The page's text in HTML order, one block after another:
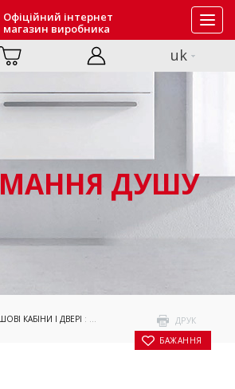
Офіційний інтернет
магазин виробника
uk
ДУШУ
ДРУК
БАЖАННЯ
КАБІНИ І ДВЕРІ : ПРИЙМАННЯ ДУШУ : ДУШОВА